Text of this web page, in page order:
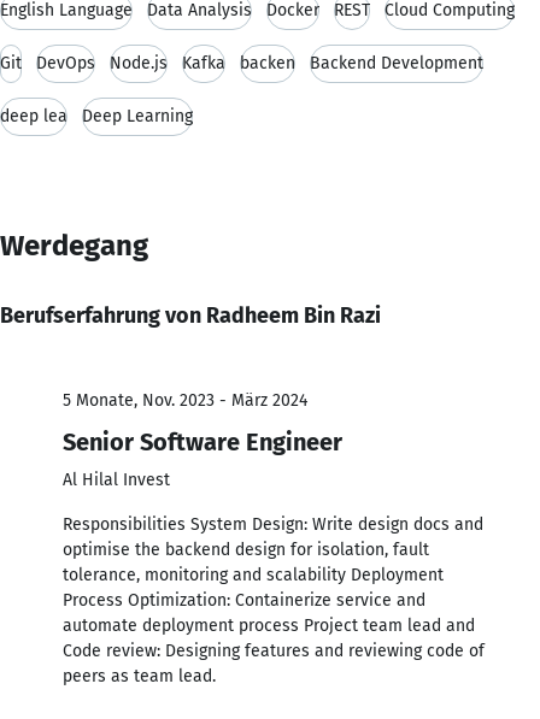
English Language Data Analysis Docker REST Cloud Computing
Git DevOps Node.js Kafka backen Backend Development
deep lea Deep Learning
Werdegang
Berufserfahrung von Radheem Bin Razi
5 Monate, Nov. 2023 - März 2024
Senior Software Engineer
Al Hilal Invest
Responsibilities System Design: Write design docs and
optimise the backend design for isolation, fault
tolerance, monitoring and scalability Deployment
Process Optimization: Containerize service and
automate deployment process Project team lead and
Code review: Designing features and reviewing code of
peers as team lead.